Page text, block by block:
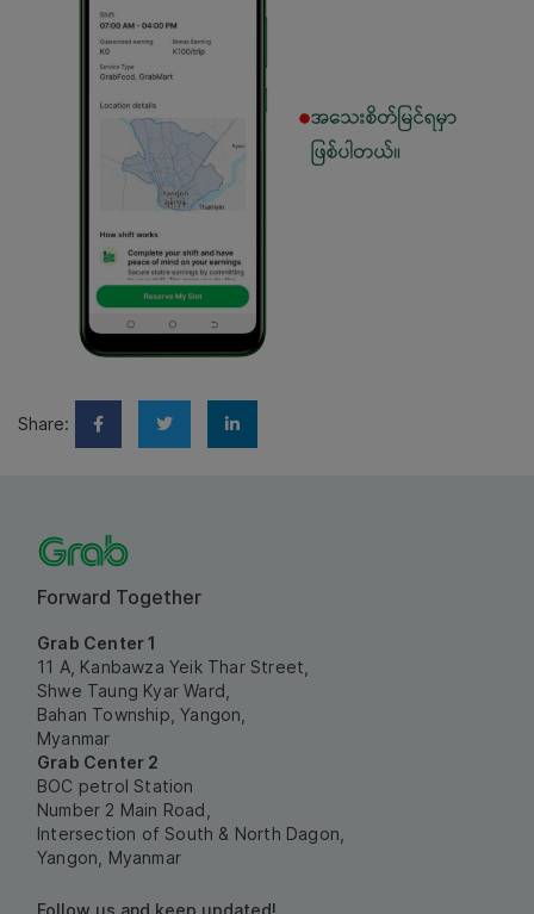
Share:
Forward Together
Grab Center 1
11 A, Kanbawza Yeik Thar Street,
Shwe Taung Kyar Ward,
Bahan Township, Yangon,
Myanmar
Grab Center 2
BOC petrol Station
Number 2 Main Road,
Intersection of South & North Dagon,
Yangon, Myanmar
Follow us and keep updated!